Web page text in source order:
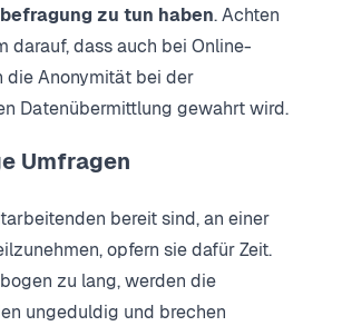
zu tun haben. Achten
darauf, dass auch bei Online-
die Anonymität bei der
Datenübermittlung gewahrt wird.
Umfragen
bereit sind, an einer
opfern sie dafür Zeit.
zu lang, werden die
ungeduldig und brechen